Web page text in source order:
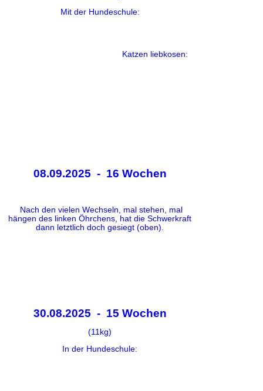
Mit der Hundeschule:
Katzen liebkosen:
08.09.2025 - 16 Wochen
Nach den vielen Wechseln, mal stehen, mal
hängen des linken Öhrchens, hat die Schwerkraft
dann letztlich doch gesiegt (oben).
30.08.2025 - 15 Wochen
(11kg)
In der Hundeschule: